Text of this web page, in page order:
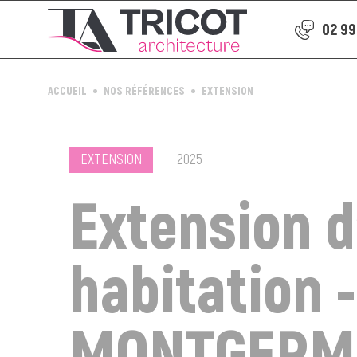
02
ACCUEIL NOS RÉFÉRENCES EXTENSION
EXTENSION 2025
Extension
habitation -